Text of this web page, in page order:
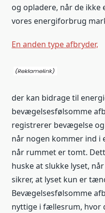
og opladere, når de ikke
vores energiforbrug
En anden type afbryder,
der kan bidrage til
bevægelsesfølsomme
registrerer bevægelse
når nogen kommer ind i
når rummet er tomt.
huske at slukke lyset,
sikrer, at lyset kun er
Bevægelsesfølsomme
nyttige i fællesrum,